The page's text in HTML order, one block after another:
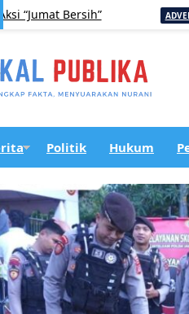
Politik Hukum